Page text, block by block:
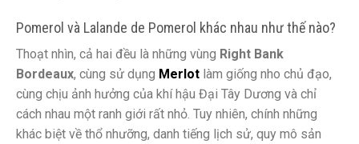
Pomerol và Lalande de Pomerol khác nhau như thế nào?
Thoạt nhìn, cả hai đều là những vùng Right Bank
Bordeaux, cùng sử dụng Merlot làm giống nho chủ đạo,
cùng chịu ảnh hưởng của khí hậu Đại Tây Dương và chỉ
cách nhau một ranh giới rất nhỏ. Tuy nhiên, chính những
khác biệt về thổ nhưỡng, danh tiếng lịch sử, quy mô sản